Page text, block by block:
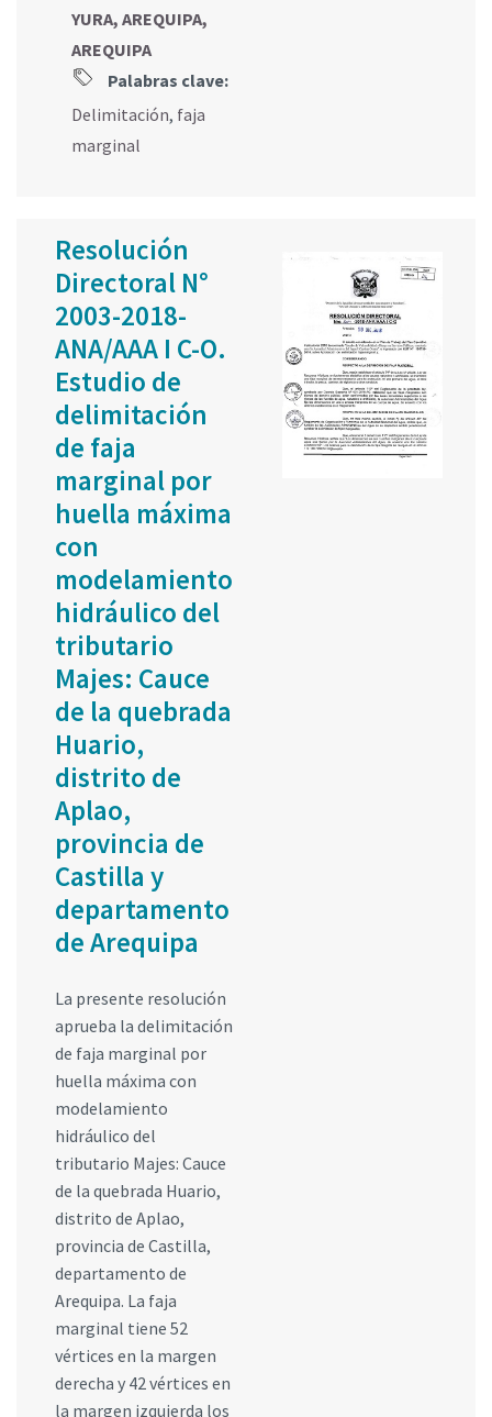
YURA, AREQUIPA,
AREQUIPA
Palabras clave:
Delimitación, faja
marginal
Resolución
Directoral N°
2003-2018-
ANA/AAA I C-O.
Estudio de
delimitación
de faja
marginal por
huella máxima
con
modelamiento
hidráulico del
tributario
Majes: Cauce
de la quebrada
Huario,
distrito de
Aplao,
provincia de
Castilla y
departamento
de Arequipa
La presente resolución
aprueba la delimitación
de faja marginal por
huella máxima con
modelamiento
hidráulico del
tributario Majes: Cauce
de la quebrada Huario,
distrito de Aplao,
provincia de Castilla,
departamento de
Arequipa. La faja
marginal tiene 52
vértices en la margen
derecha y 42 vértices en
la margen izquierda los